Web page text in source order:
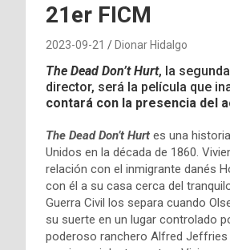
21er FICM
2023-09-21 Dionar Hidalgo
The Dead Don’t Hurt, la
director, será la película que
contará con la presencia del
The Dead Don’t Hurt es una
Unidos en la década de 1860.
relación con el inmigrante danés
con él a su casa cerca del
Guerra Civil los separa cuando
su suerte en un lugar controlado
poderoso ranchero Alfred Jeffries